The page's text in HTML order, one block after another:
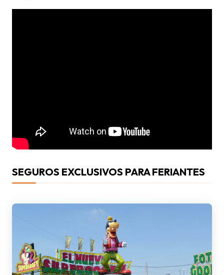
SEGUROS EXCLUSIVOS PARA FERIANTES